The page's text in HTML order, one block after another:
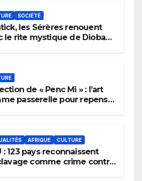
SOCIÉTÉ
les Sérères renouent
le rite mystique de Diobaye
de « Penc Mi » : l’art
passerelle pour repenser
AFRIQUE CULTURE
: 123 pays reconnaissent
comme crime contre